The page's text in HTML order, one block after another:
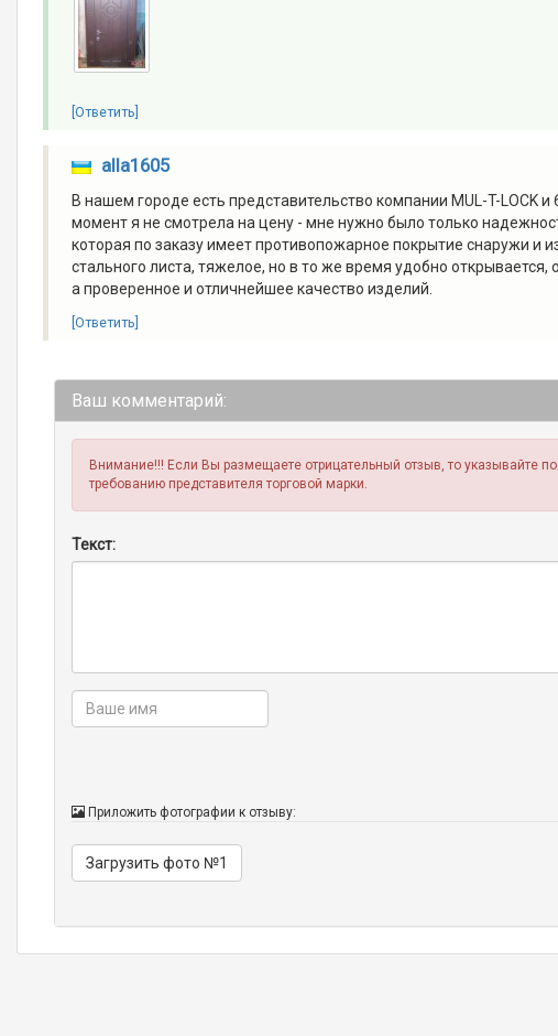
[Ответить]
alla1605
В нашем городе есть представительство компании MUL-T-LOCK
момент я не смотрела на цену - мне нужно было только
которая по заказу имеет противопожарное покрытие снаружи и
стального листа, тяжелое, но в то же время удобно
а проверенное и отличнейшее качество изделий.
[Ответить]
Ваш комментарий:
Внимание!!! Если Вы размещаете отрицательный отзыв, то указывайте
требованию представителя торговой марки.
Текст:
Приложить фотографии к отзыву:
Загрузить фото №1